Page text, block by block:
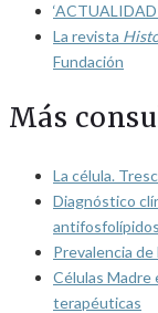
La revista
Fundación
Más
La célula.
Diagnóstico
Prevalencia
Células Madre
terapéuticas